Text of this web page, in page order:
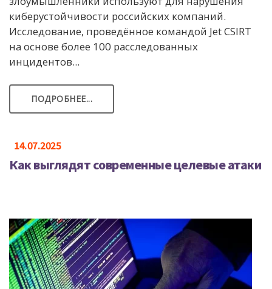
киберустойчивости российских компаний.
Исследование, проведённое командой Jet CSIRT
на основе более 100 расследованных
инцидентов...
ПОДРОБНЕЕ...
14.07.2025
Как выглядят современные целевые атаки